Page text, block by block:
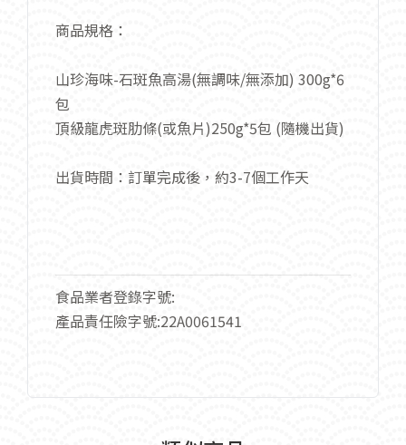
商品規格：
山珍海味-石斑魚高湯(無調味/無添加) 300g*6
包
頂級龍虎斑肋條(或魚片)250g*5包 (隨機出貨)
出貨時間：訂單完成後，約3-7個工作天
食品業者登錄字號:
產品責任險字號:22A0061541